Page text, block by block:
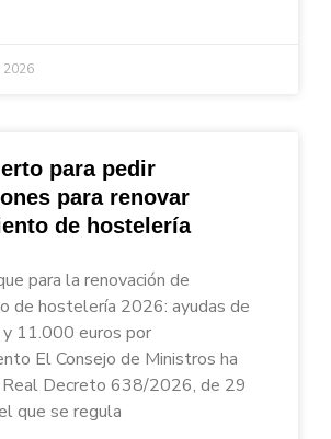
para pedir
para renovar
de hostelería
para la renovación de
de hostelería 2026: ayudas de
11.000 euros por
El Consejo de Ministros ha
Decreto 638/2026, de 29
que se regula